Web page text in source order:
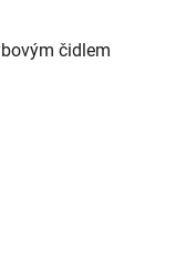
čidlem